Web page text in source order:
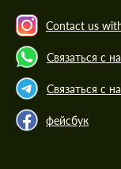
Contact us
Связаться с
Связаться с
фейсбук